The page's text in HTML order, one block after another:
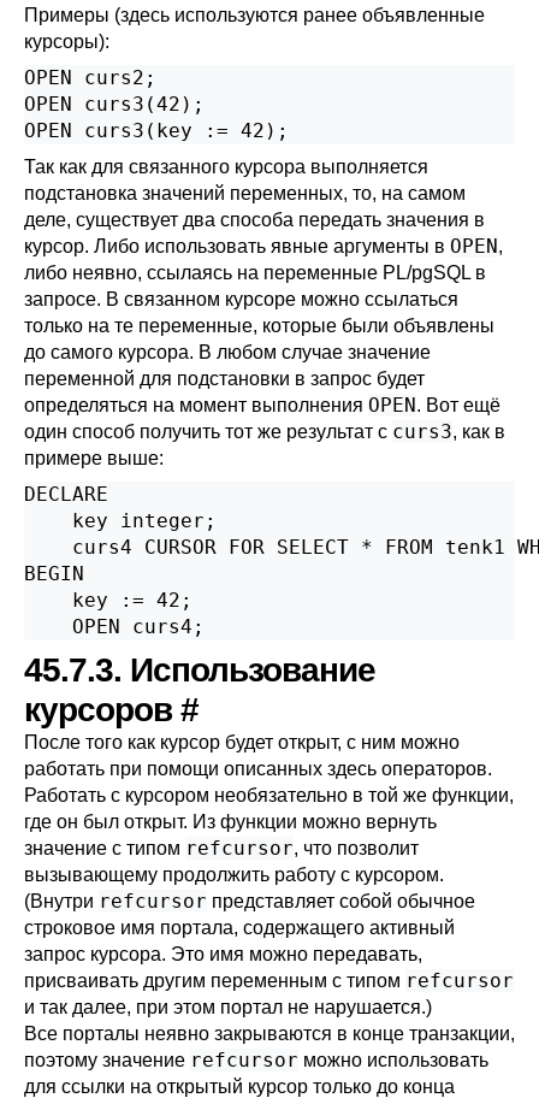
Примеры (здесь используются ранее объявленные
курсоры):
OPEN curs2;
OPEN curs3(42);
OPEN curs3(key := 42);
Так как для связанного курсора выполняется
подстановка значений переменных, то, на самом
деле, существует два способа передать значения в
курсор. Либо использовать явные аргументы в OPEN,
либо неявно, ссылаясь на переменные PL/pgSQL в
запросе. В связанном курсоре можно ссылаться
только на те переменные, которые были объявлены
до самого курсора. В любом случае значение
переменной для подстановки в запрос будет
определяться на момент выполнения OPEN. Вот ещё
один способ получить тот же результат с curs3, как в
примере выше:
DECLARE
    key integer;
curs4 CURSOR FOR SELECT * FROM tenk1
BEGIN
    key := 42;
    OPEN curs4;
45.7.3. Использование
курсоров #
После того как курсор будет открыт, с ним можно
работать при помощи описанных здесь операторов.
Работать с курсором необязательно в той же функции,
где он был открыт. Из функции можно вернуть
значение с типом refcursor, что позволит
вызывающему продолжить работу с курсором.
(Внутри refcursor представляет собой обычное
строковое имя портала, содержащего активный
запрос курсора. Это имя можно передавать,
присваивать другим переменным с типом refcursor
и так далее, при этом портал не нарушается.)
Все порталы неявно закрываются в конце транзакции,
поэтому значение refcursor можно использовать
для ссылки на открытый курсор только до конца